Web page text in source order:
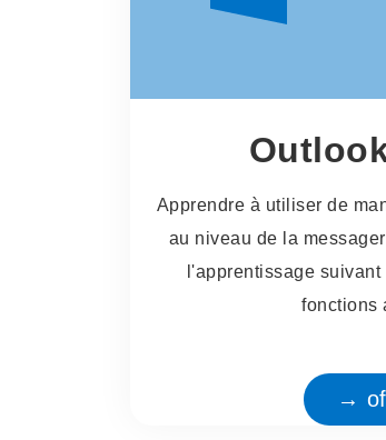
Apprendre à utiliser de
au niveau de la
l'apprentissage
fonctions
→